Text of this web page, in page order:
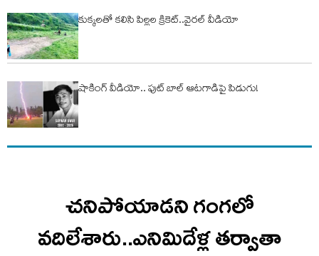
కుక్కలతో కలిసి పిల్లల క్రికెట్..వైరల్ వీడియో
షాకింగ్ వీడియో.. ఫుట్ బాల్ ఆటగాడిపై పిడుగు!
చనిపోయాడని గంగలో
వదిలేశారు..ఎనిమిదేళ్ల తర్వాతా